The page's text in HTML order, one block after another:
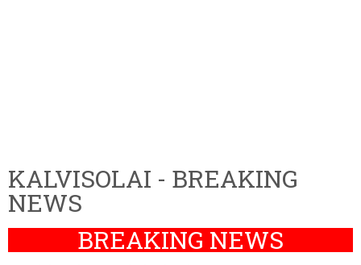
KALVISOLAI - BREAKING
NEWS
BREAKING NEWS